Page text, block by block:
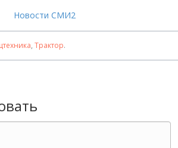
Новости СМИ2
, Трактор.